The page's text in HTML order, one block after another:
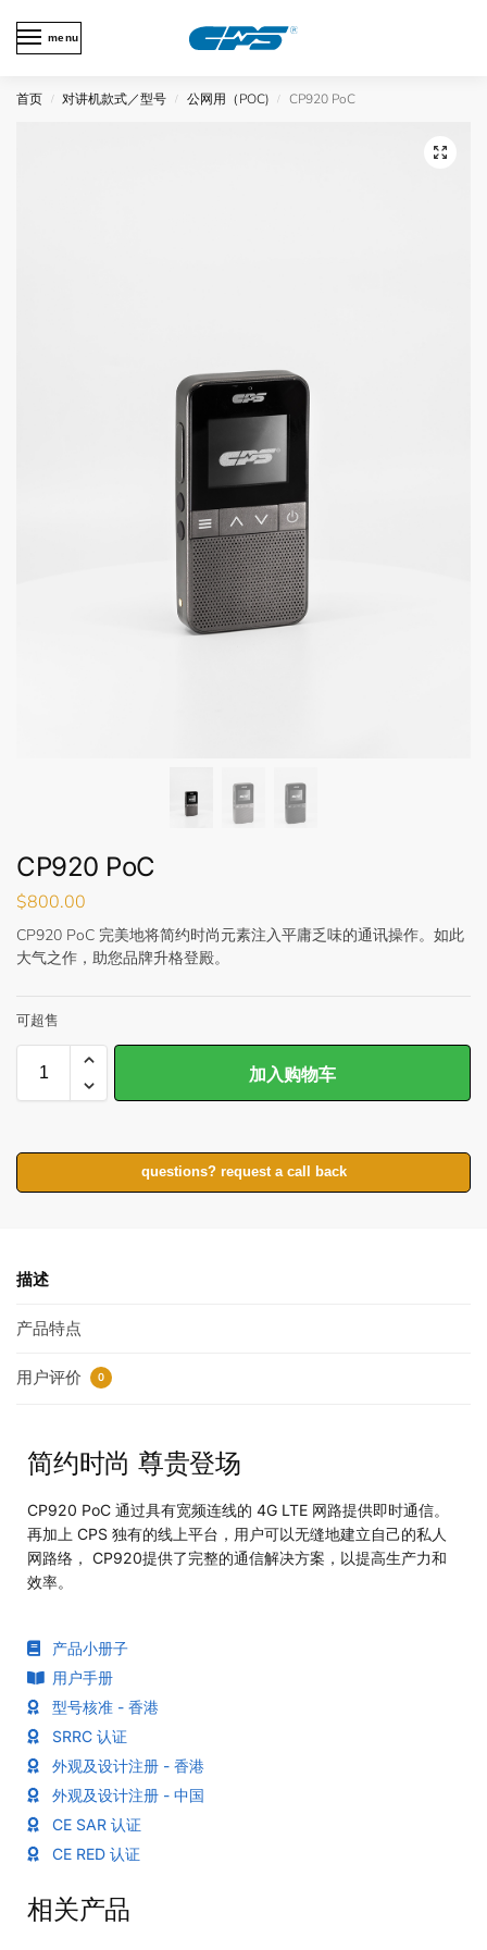
menu
首页 / 对讲机款式／型号 / 公网用（POC) / CP920 PoC
CP920 PoC
$800.00
CP920 PoC 完美地将简约时尚元素注入平庸乏味的通讯操作。如此
大气之作，助您品牌升格登殿。
可超售
加入购物车
questions? request a call back
描述
产品特点
用户评价 0
简约时尚 尊贵登场
CP920 PoC 通过具有宽频连线的 4G LTE 网路提供即时通信。
再加上 CPS 独有的线上平台，用户可以无缝地建立自己的私人
网路络， CP920提供了完整的通信解决方案，以提高生产力和
效率。
产品小册子
用户手册
型号核准 - 香港
SRRC 认证
外观及设计注册 - 香港
外观及设计注册 - 中国
CE SAR 认证
CE RED 认证
相关产品